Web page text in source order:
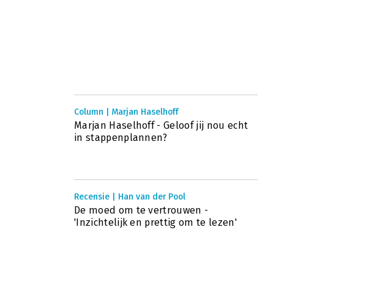
Column | Marjan Haselhoff
Marjan Haselhoff - Geloof jij nou echt
in stappenplannen?
Recensie | Han van der Pool
De moed om te vertrouwen -
'Inzichtelijk en prettig om te lezen'